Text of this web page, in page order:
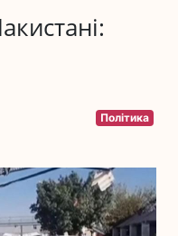
Політика